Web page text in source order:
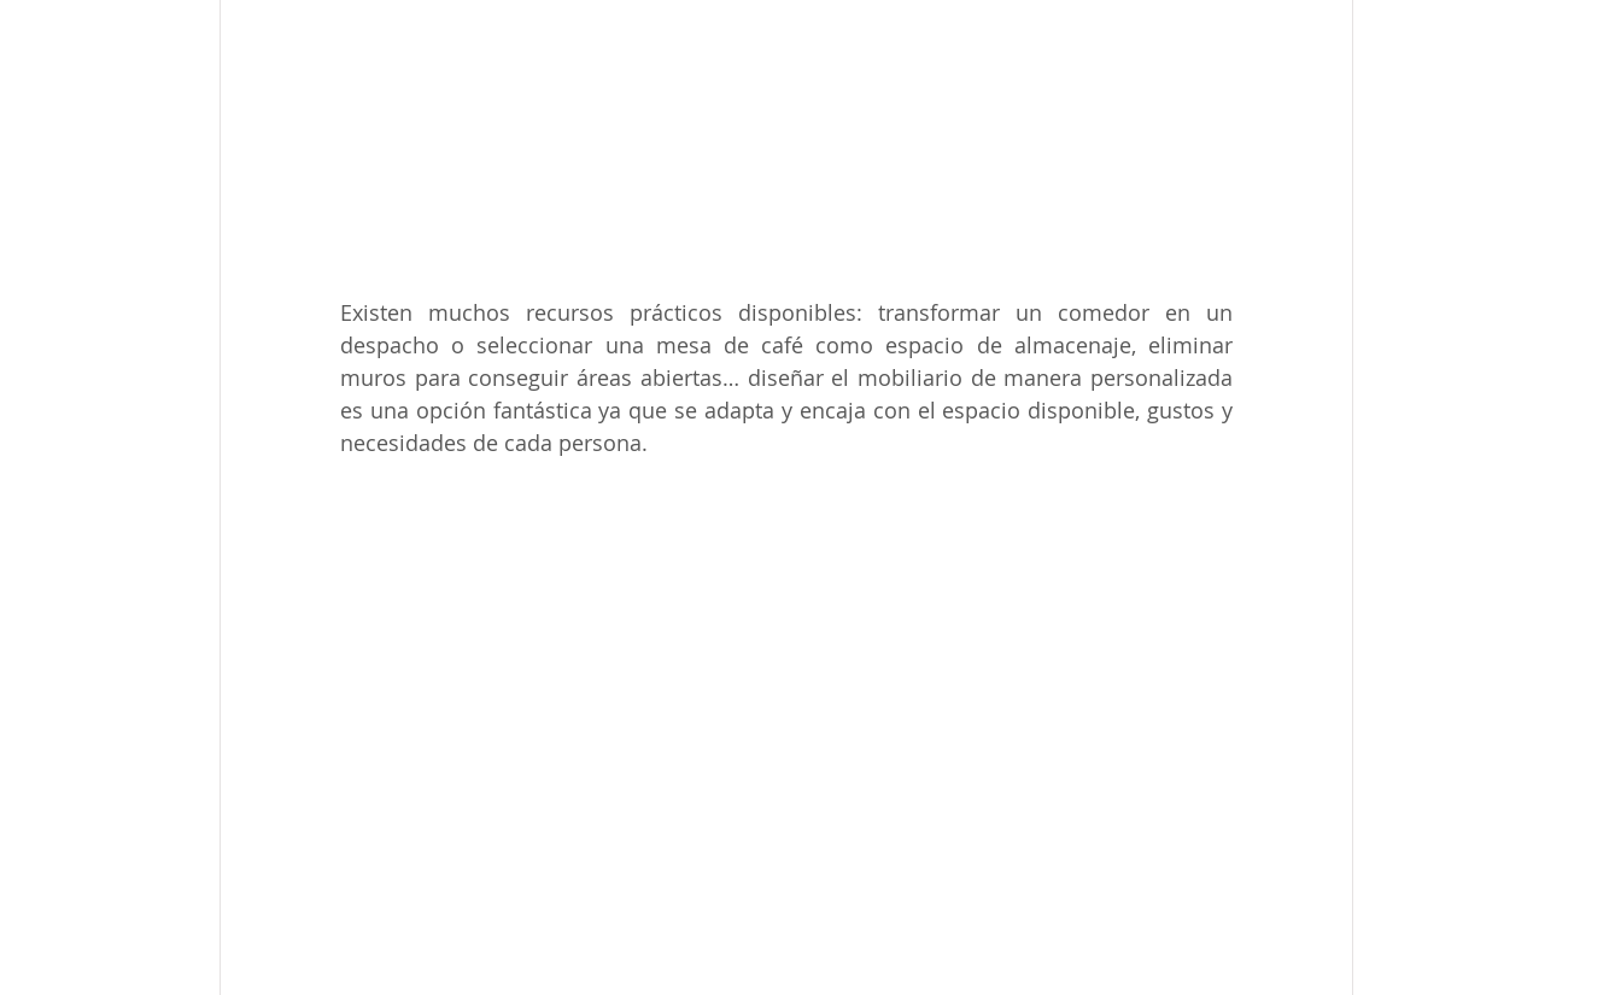
Existen muchos recursos prácticos disponibles: transformar un comedor en un
despacho o seleccionar una mesa de café como espacio de almacenaje, eliminar
muros para conseguir áreas abiertas… diseñar el mobiliario de manera personalizada
es una opción fantástica ya que se adapta y encaja con el espacio disponible, gustos y
necesidades de cada persona.